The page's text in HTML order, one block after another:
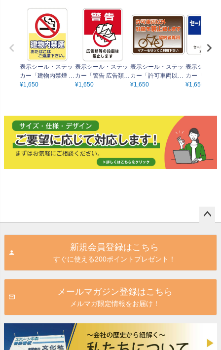
表示シール・ステッ
カー「建物内禁煙 お
たばこはご遠慮くだ
¥1,650
表示シール・ステッ
カー「警告 広告類等
の投函は禁止しま
¥1,650
表示シール・ステッ
カー「許可車両以外
駐輪を禁止致します
¥1,650
表示シール
カー「セー
誘お断り セ
¥1,650
新規会員登録はこちら
すぐに使える200ポイントプレゼント！
メールマガジン登録はこちら
メルマガ限定情報をお届け！